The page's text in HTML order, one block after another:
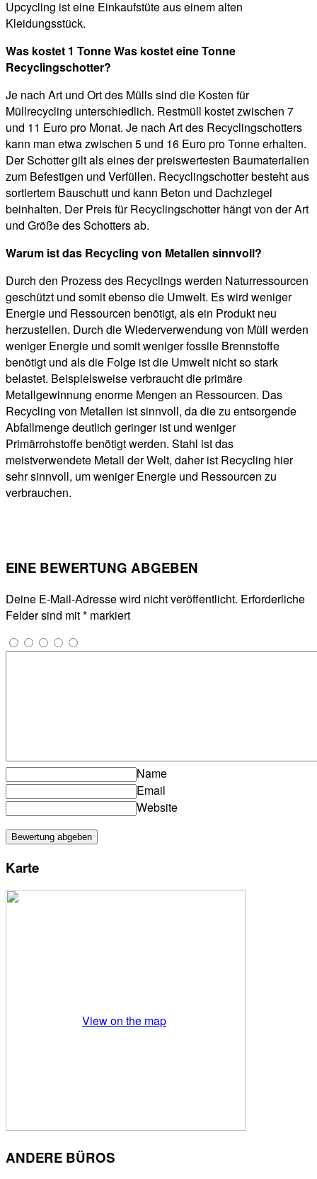
Upcycling ist eine Einkaufstüte aus einem alten
Kleidungsstück.
Was kostet 1 Tonne Was kostet eine Tonne
Recyclingschotter?
Je nach Art und Ort des Mülls sind die Kosten für
Müllrecycling unterschiedlich. Restmüll kostet zwischen 7
und 11 Euro pro Monat. Je nach Art des Recyclingschotters
kann man etwa zwischen 5 und 16 Euro pro Tonne erhalten.
Der Schotter gilt als eines der preiswertesten Baumaterialien
zum Befestigen und Verfüllen. Recyclingschotter besteht aus
sortiertem Bauschutt und kann Beton und Dachziegel
beinhalten. Der Preis für Recyclingschotter hängt von der Art
und Größe des Schotters ab.
Warum ist das Recycling von Metallen sinnvoll?
Durch den Prozess des Recyclings werden Naturressourcen
geschützt und somit ebenso die Umwelt. Es wird weniger
Energie und Ressourcen benötigt, als ein Produkt neu
herzustellen. Durch die Wiederverwendung von Müll werden
weniger Energie und somit weniger fossile Brennstoffe
benötigt und als die Folge ist die Umwelt nicht so stark
belastet. Beispielsweise verbraucht die primäre
Metallgewinnung enorme Mengen an Ressourcen. Das
Recycling von Metallen ist sinnvoll, da die zu entsorgende
Abfallmenge deutlich geringer ist und weniger
Primärrohstoffe benötigt werden. Stahl ist das
meistverwendete Metall der Welt, daher ist Recycling hier
sehr sinnvoll, um weniger Energie und Ressourcen zu
verbrauchen.
EINE BEWERTUNG ABGEBEN
Deine E-Mail-Adresse wird nicht veröffentlicht. Erforderliche
Felder sind mit* markiert
Name
Email
Website
Karte
View on the map
ANDERE BÜROS